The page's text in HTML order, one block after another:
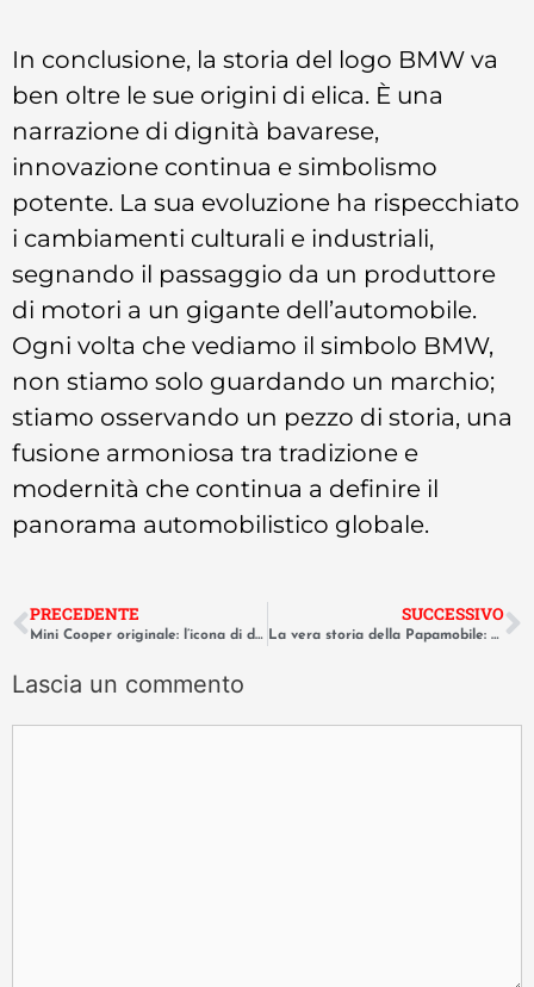
In conclusione, la storia del logo BMW va
ben oltre le sue origini di elica. È una
narrazione di dignità bavarese,
innovazione continua e simbolismo
potente. La sua evoluzione ha rispecchiato
i cambiamenti culturali e industriali,
segnando il passaggio da un produttore
di motori a un gigante dell’automobile.
Ogni volta che vediamo il simbolo BMW,
non stiamo solo guardando un marchio;
stiamo osservando un pezzo di storia, una
fusione armoniosa tra tradizione e
modernità che continua a definire il
panorama automobilistico globale.
PRECEDENTE
Mini Cooper originale: l’icona di design che beffò i giganti a Monte Carlo.
SUCCESSIVO
La vera storia della Papamobile: sicurezza e ingegneria vaticana.
Lascia un commento